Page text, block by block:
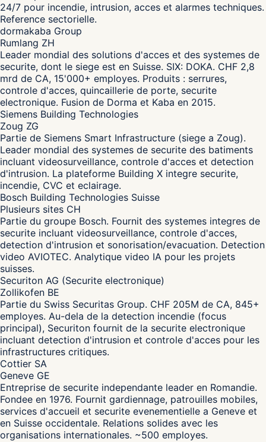
24/7 pour incendie, intrusion, acces et alarmes techniques.
Reference sectorielle.
dormakaba Group
Rumlang ZH
Leader mondial des solutions d'acces et des systemes de
securite, dont le siege est en Suisse. SIX: DOKA. CHF 2,8
mrd de CA, 15'000+ employes. Produits : serrures,
controle d'acces, quincaillerie de porte, securite
electronique. Fusion de Dorma et Kaba en 2015.
Siemens Building Technologies
Zoug ZG
Partie de Siemens Smart Infrastructure (siege a Zoug).
Leader mondial des systemes de securite des batiments
incluant videosurveillance, controle d'acces et detection
d'intrusion. La plateforme Building X integre securite,
incendie, CVC et eclairage.
Bosch Building Technologies Suisse
Plusieurs sites CH
Partie du groupe Bosch. Fournit des systemes integres de
securite incluant videosurveillance, controle d'acces,
detection d'intrusion et sonorisation/evacuation. Detection
video AVIOTEC. Analytique video IA pour les projets
suisses.
Securiton AG (Securite electronique)
Zollikofen BE
Partie du Swiss Securitas Group. CHF 205M de CA, 845+
employes. Au-dela de la detection incendie (focus
principal), Securiton fournit de la securite electronique
incluant detection d'intrusion et controle d'acces pour les
infrastructures critiques.
Cottier SA
Geneve GE
Entreprise de securite independante leader en Romandie.
Fondee en 1976. Fournit gardiennage, patrouilles mobiles,
services d'accueil et securite evenementielle a Geneve et
en Suisse occidentale. Relations solides avec les
organisations internationales. ~500 employes.